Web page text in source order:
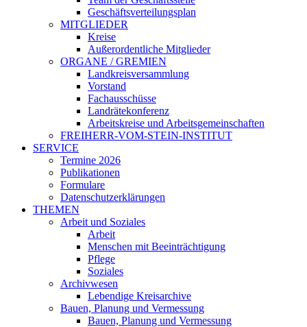
Geschäftsverteilungsplan
MITGLIEDER
Kreise
Außerordentliche Mitglieder
ORGANE / GREMIEN
Landkreisversammlung
Vorstand
Fachausschüsse
Landrätekonferenz
Arbeitskreise und Arbeitsgemeinschaften
FREIHERR-VOM-STEIN-INSTITUT
SERVICE
Termine 2026
Publikationen
Formulare
Datenschutzerklärungen
THEMEN
Arbeit und Soziales
Arbeit
Menschen mit Beeinträchtigung
Pflege
Soziales
Archivwesen
Lebendige Kreisarchive
Bauen, Planung und Vermessung
Bauen, Planung und Vermessung